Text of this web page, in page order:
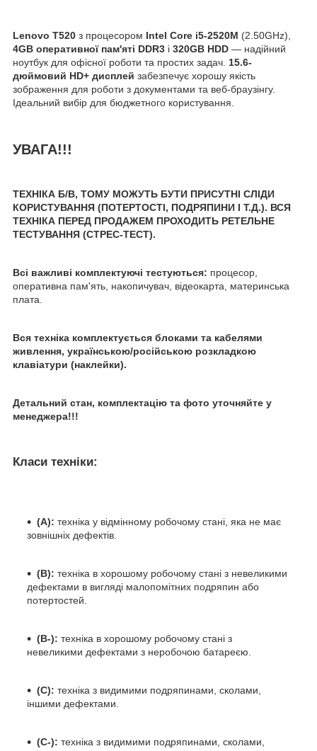
Lenovo T520 з процесором Intel Core i5-2520M (2.50GHz),
4GB оперативної пам'яті DDR3 і 320GB HDD — надійний
ноутбук для офісної роботи та простих задач. 15.6-
дюймовий HD+ дисплей забезпечує хорошу якість
зображення для роботи з документами та веб-браузінгу.
Ідеальний вибір для бюджетного користування.
УВАГА!!!
ТЕХНІКА Б/В, ТОМУ МОЖУТЬ БУТИ ПРИСУТНІ СЛІДИ
КОРИСТУВАННЯ (ПОТЕРТОСТІ, ПОДРЯПИНИ І Т.Д.). ВСЯ
ТЕХНІКА ПЕРЕД ПРОДАЖЕМ ПРОХОДИТЬ РЕТЕЛЬНЕ
ТЕСТУВАННЯ (СТРЕС-ТЕСТ).
Всі важливі комплектуючі тестуються: процесор,
оперативна пам'ять, накопичувач, відеокарта, материнська
плата.
Вся техніка комплектується блоками та кабелями
живлення, українською/російською розкладкою
клавіатури (наклейки).
Детальний стан, комплектацію та фото уточняйте у
менеджера!!!
Класи техніки:
(А): техніка у відмінному робочому стані, яка не має
зовнішніх дефектів.
(B): техніка в хорошому робочому стані з невеликими
дефектами в вигляді малопомітних подряпин або
потертостей.
(B-): техніка в хорошому робочому стані з
невеликими дефектами з неробочою батареєю.
(C): техніка з видимими подряпинами, сколами,
іншими дефектами.
(C-): техніка з видимими подряпинами, сколами,